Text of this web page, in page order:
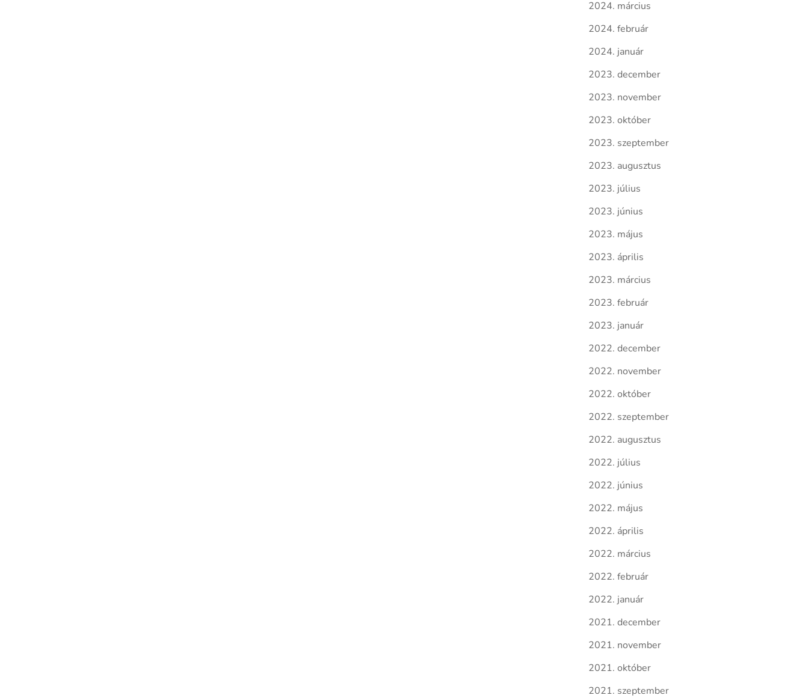
2024. március
2024. február
2024. január
2023. december
2023. november
2023. október
2023. szeptember
2023. augusztus
2023. július
2023. június
2023. május
2023. április
2023. március
2023. február
2023. január
2022. december
2022. november
2022. október
2022. szeptember
2022. augusztus
2022. július
2022. június
2022. május
2022. április
2022. március
2022. február
2022. január
2021. december
2021. november
2021. október
2021. szeptember